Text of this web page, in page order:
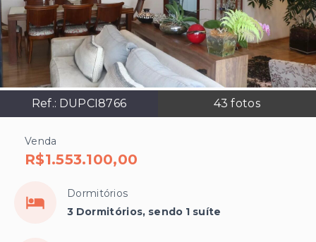
Ref.: DUPCI8766 43 fotos
Venda
R$1.553.100,00
Dormitórios
3 Dormitórios, sendo 1 suíte